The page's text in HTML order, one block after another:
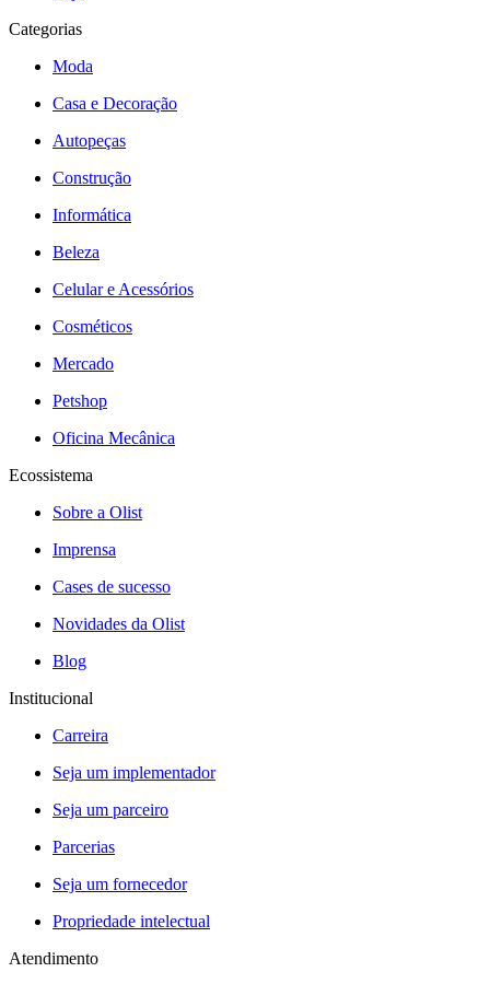
Categorias
Moda
Casa e Decoração
Autopeças
Construção
Informática
Beleza
Celular e Acessórios
Cosméticos
Mercado
Petshop
Oficina Mecânica
Ecossistema
Sobre a Olist
Imprensa
Cases de sucesso
Novidades da Olist
Blog
Institucional
Carreira
Seja um implementador
Seja um parceiro
Parcerias
Seja um fornecedor
Propriedade intelectual
Atendimento